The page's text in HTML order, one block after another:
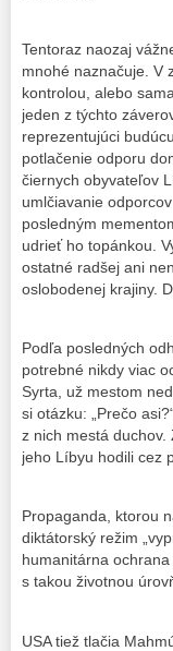
Tentoraz naozaj
mnohé naznačuje. V
kontrolou, alebo
jeden z týchto
reprezentujúci
potlačenie odporu
čiernych obyvateľov
umlčiavanie
posledným
udrieť ho topánkou.
ostatné radšej ani
oslobodenej krajiny.
Podľa posledných
potrebné nikdy viac
Syrta, už mestom
si otázku: „Prečo
z nich mestá
jeho Líbyu hodili cez
Propaganda, ktorou
diktátorský režim
humanitárna
s takou životnou
USA tiež tlačia